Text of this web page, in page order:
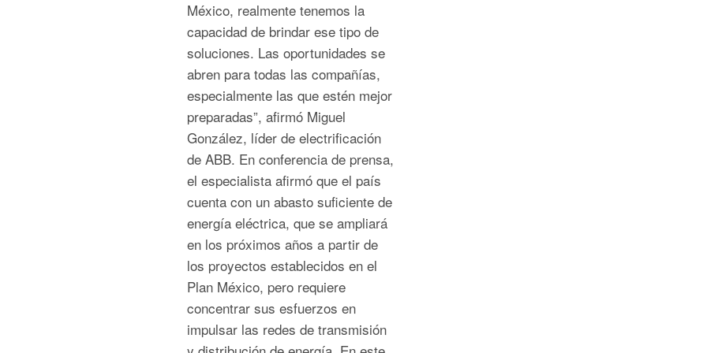
México, realmente tenemos la
capacidad de brindar ese tipo de
soluciones. Las oportunidades se
abren para todas las compañías,
especialmente las que estén mejor
preparadas”, afirmó Miguel
González, líder de electrificación
de ABB. En conferencia de prensa,
el especialista afirmó que el país
cuenta con un abasto suficiente de
energía eléctrica, que se ampliará
en los próximos años a partir de
los proyectos establecidos en el
Plan México, pero requiere
concentrar sus esfuerzos en
impulsar las redes de transmisión